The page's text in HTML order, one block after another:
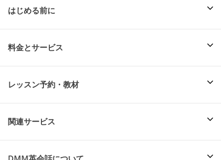
はじめる前に
料金とサービス
レッスン予約・教材
関連サービス